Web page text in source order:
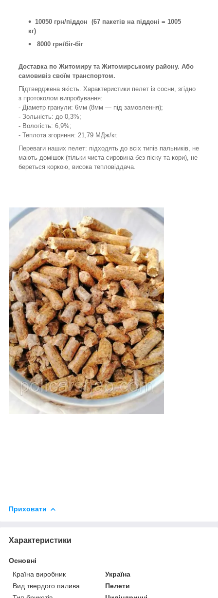
10050 грн/піддон (67 пакетів на піддоні = 1005
кг)
8000 грн/біг-біг
Доставка по Житомиру та Житомирському району. Або
самовивіз своїм транспортом.
Підтверджена якість. Характеристики пелет із сосни, згідно
з протоколом випробування:
- Діаметр гранули: 6мм (8мм — під замовлення);
- Зольність: до 0,3%;
- Вологість: 6,9%;
- Теплота згоряння: 21,79 МДж/кг.
Переваги наших пелет: підходять до всіх типів пальників, не
мають домішок (тільки чиста сировина без піску та кори), не
береться коркою, висока тепловіддача.
Приховати
Характеристики
Основні
Країна виробник
Україна
Вид твердого палива
Пелети